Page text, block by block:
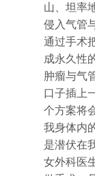
山、坦率
侵入气管
通过手术
成永久性
肿瘤与气
口子插上
个方案将
我身体内
是潜伏在
女外科医